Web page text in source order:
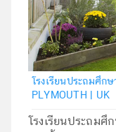
โรงเรียนประถมศึกษ
PLYMOUTH | UK
โรงเรียนประถม